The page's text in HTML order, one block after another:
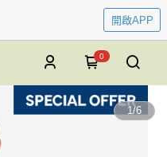
開啟APP
0
1/6